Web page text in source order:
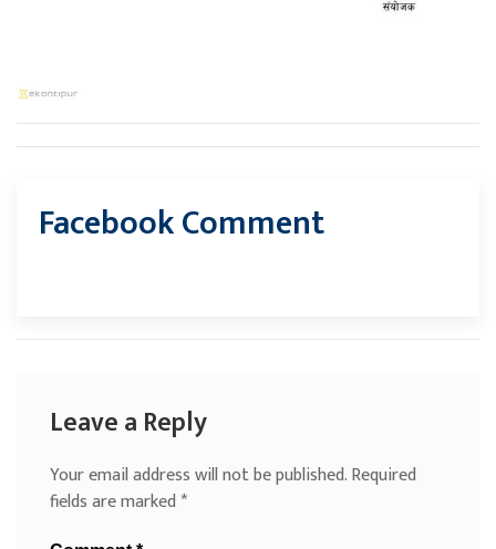
Facebook Comment
Leave a Reply
Your email address will not be published.Required
fields are marked*